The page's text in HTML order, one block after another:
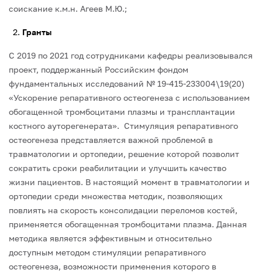
соискание к.м.н. Агеев М.Ю.;
Гранты
С 2019 по 2021 год сотрудниками кафедры реализовывался
проект, поддержанный Российским фондом
фундаментальных исследований № 19-415-233004\19(20)
«Ускорение репаративного остеогенеза с использованием
обогащенной тромбоцитами плазмы и трансплантации
костного ауторегенерата». Стимуляция репаративного
остеогенеза представляется важной проблемой в
травматологии и ортопедии, решение которой позволит
сократить сроки реабилитации и улучшить качество
жизни пациентов. В настоящий момент в травматологии и
ортопедии среди множества методик, позволяющих
повлиять на скорость консолидации переломов костей,
применяется обогащенная тромбоцитами плазма. Данная
методика является эффективным и относительно
доступным методом стимуляции репаративного
остеогенеза, возможности применения которого в